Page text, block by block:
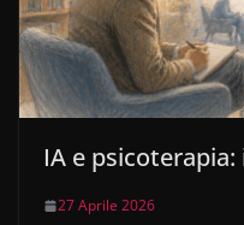
IA e
27 Aprile 2026